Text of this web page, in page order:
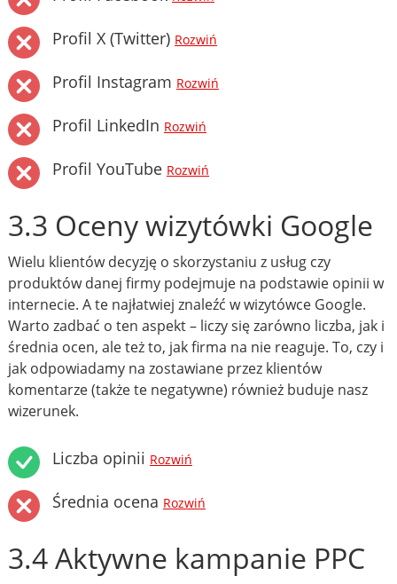
Profil X (Twitter) Rozwiń
Profil Instagram Rozwiń
Profil LinkedIn Rozwiń
Profil YouTube Rozwiń
3.3 Oceny wizytówki Google
Wielu klientów decyzję o skorzystaniu z usług czy
produktów danej firmy podejmuje na podstawie opinii w
internecie. A te najłatwiej znaleźć w wizytówce Google.
Warto zadbać o ten aspekt – liczy się zarówno liczba, jak i
średnia ocen, ale też to, jak firma na nie reaguje. To, czy i
jak odpowiadamy na zostawiane przez klientów
komentarze (także te negatywne) również buduje nasz
wizerunek.
Liczba opinii Rozwiń
Średnia ocena Rozwiń
3.4 Aktywne kampanie PPC